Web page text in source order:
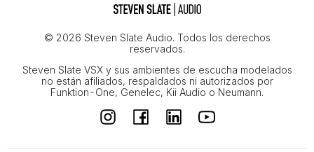
© 2026 Steven Slate Audio. Todos los derechos
reservados.
Steven Slate VSX y sus ambientes de escucha modelados
no están afiliados, respaldados ni autorizados por
Funktion-One, Genelec, Kii Audio o Neumann.